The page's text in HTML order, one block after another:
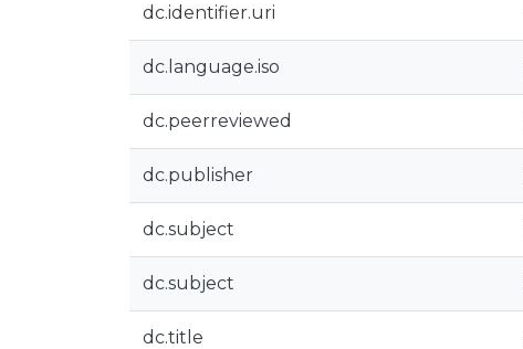
dc.identifier.uri
dc.language.iso
dc.peerreviewed
dc.publisher
dc.subject
dc.subject
dc.title